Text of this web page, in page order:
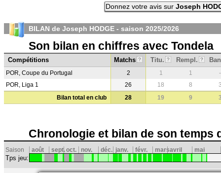
Donnez votre avis sur Joseph
BILAN de Joseph HODGE - saison 2025/2026
Son bilan en chiffres avec Tondela
Compétitions Matchs ? Titu. ? Rempl. ?
POR, Coupe du Portugal 2 1 1
-
POR, Liga 1
26 18 8
Bilan total en club
28 19 9
Chronologie et bilan de son temps
Saison août sept.oct. nov. déc. janv. févr. marsavril mai
Tps jeu: